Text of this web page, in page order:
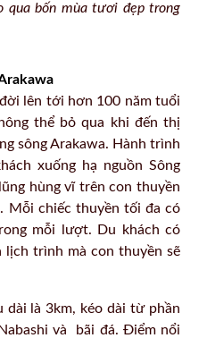
qua bốn mùa tươi đẹp trong
lên tới hơn 100 năm tuổi
thể bỏ qua khi đến thị
sông Arakawa. Hành trình
xuống hạ nguồn Sông
hùng vĩ trên con thuyền
Mỗi chiếc thuyền tối đa có
mỗi lượt. Du khách có
trình mà con thuyền sẽ
dài là 3km, kéo dài từ phần
và bãi đá. Điểm nổi